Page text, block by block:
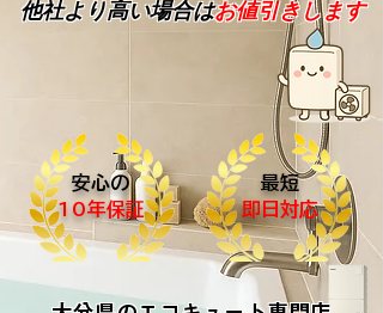
他社より高い場合はお値引きします
最短
即日対応
安心の
10年保証